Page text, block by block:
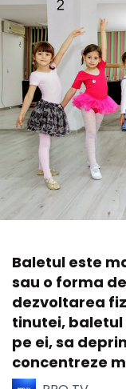
Baletul este
sau o forma
dezvoltarea
tinutei,
pe ei, sa
concentreze